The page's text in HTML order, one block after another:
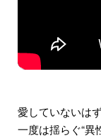
愛していないは
一度は揺らぐ“異